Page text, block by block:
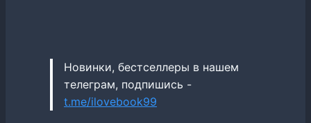
Новинки, бестселлеры в нашем
телеграм, подпишись -
t.me/ilovebook99